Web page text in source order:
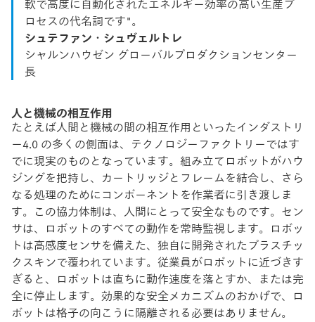
軟で高度に自動化されたエネルギー効率の高い生産プ
ロセスの代名詞です"。
シュテファン・シュヴェルトレ
シャルンハウゼン グローバルプロダクションセンター
長
人と機械の相互作用
たとえば人間と機械の間の相互作用といったインダストリ
ー4.0 の多くの側面は、テクノロジーファクトリーではす
でに現実のものとなっています。組み立てロボットがハウ
ジングを把持し、カートリッジとフレームを結合し、さら
なる処理のためにコンポーネントを作業者に引き渡しま
す。この協力体制は、人間にとって安全なものです。セン
サは、ロボットのすべての動作を常時監視します。ロボッ
トは高感度センサを備えた、独自に開発されたプラスチッ
クスキンで覆われています。従業員がロボットに近づきす
ぎると、ロボットは直ちに動作速度を落とすか、または完
全に停止します。効果的な安全メカニズムのおかげで、ロ
ボットは格子の向こうに隔離される必要はありません。